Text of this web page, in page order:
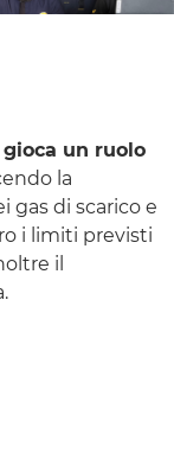
un ruolo
la
gas di scarico e
i limiti previsti
il